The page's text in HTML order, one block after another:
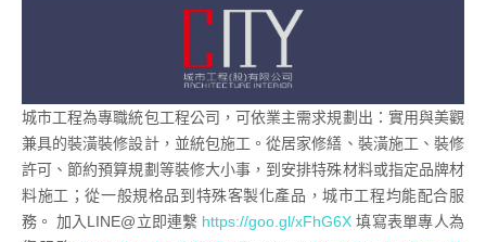
城市工程為專職統包工程公司，可依業主需求規劃出：實用與美觀
兼具的裝潢裝修設計，並統包施工。從居家修繕、裝潢施工、裝修
許可、節約預算規劃等裝修大小事，到安排特殊材料或指定品牌材
料施工；從一般規格品到特殊客製化產品，城市工程均能配合服
務。 加入LINE@立即連繫 https://goo.gl/xFhG6X 填寫表單專人為